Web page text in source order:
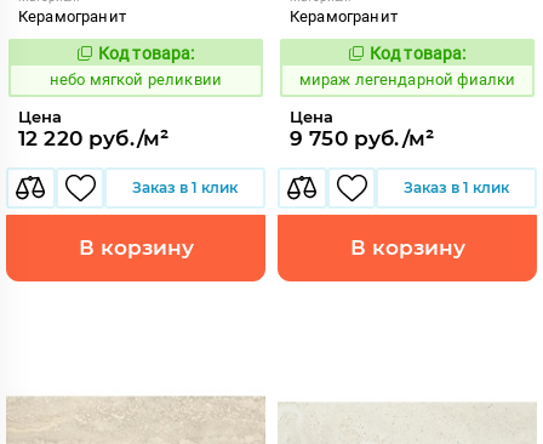
Керамогранит
1117080
Код товара:
небо мягкой реликвии
Цена
12 220 руб./м²
Заказ в 1 клик
В корзину
Керамогранит
989864
Код товара:
мираж легендарной фиалки
Цена
9 750 руб./м²
Заказ в 1 клик
В корзину